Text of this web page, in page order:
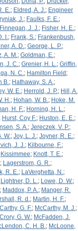
E.; Eldred, A. J.; Engineer
J.; Faulks, F. E.;
Finnegan, J. J.; Fisher, H. E.;
I.; Frank, S.; Frankenbush,
A. D.; George, L. P.;
A. M.; Goldman, E.;
J. C.; Grenier, H. L.; Griffin,
N. C.; Hamilton Field ;
B.; Hathaway, S. A.;
W. E.; Herrold, J. P.; Hill, A.
H.; Hohan, W. B.; Hoke, M.
H. F.; Horning, H. L.;
; Hurst, Coy F.; Huston, E. E.;
S. A.; Jereczek, V. P.;
W.; Joy, L. J.; Joyner, R. E.;
J. J.; Kilbourne, F.;
Kissimmee; Knott, T. E.;
; Lagerstrom, G. R.;
R. E.; LaVerghetta, N.;
Lightner, D. L.; Lowe, D. W.;
; Maddox, P. A.; Manger, R.
R. d.; Martin, H. F.;
G. F.; McCarthy, M. J.;
G. W.; McFadden, J.
C. H. B.; McLoone,